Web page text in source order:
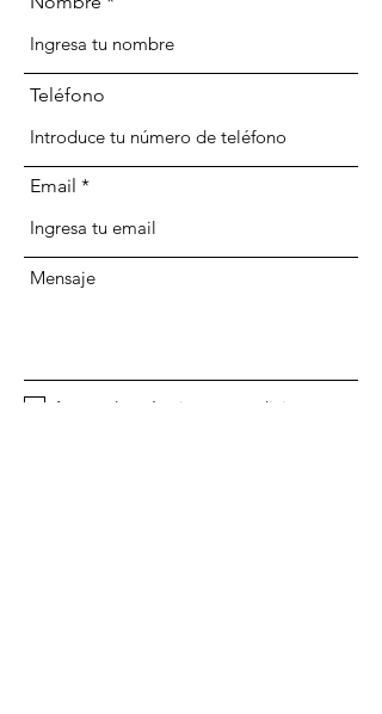
Teléfono
Email
Mensaje
Acepto los términos y condiciones